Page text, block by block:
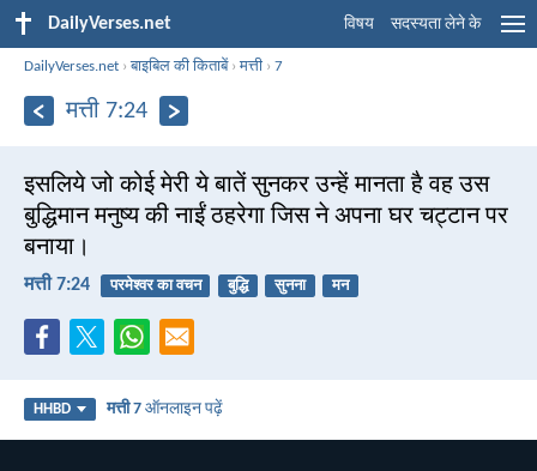
DailyVerses.net विषय सदस्यता लेने के
DailyVerses.net ›बाइबिल की किताबें›मत्ती ›7
मत्ती 7:24
इसलिये जो कोई मेरी ये बातें सुनकर उन्हें मानता है वह उस
बुद्धिमान मनुष्य की नाईं ठहरेगा जिस ने अपना घर चट्टान पर
बनाया।
मत्ती 7:24 परमेश्वर का वचन बुद्धि सुनना मन
HHBD मत्ती 7 ऑनलाइन पढ़ें